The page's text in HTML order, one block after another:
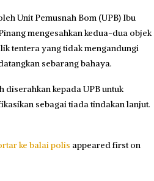
Unit Pemusnah Bom (UPB) Ibu
mengesahkan kedua-dua objek
tentera yang tidak mengandungi
sebarang bahaya.
diserahkan kepada UPB untuk
sebagai tiada tindakan lanjut.
ke balai polis appeared first on